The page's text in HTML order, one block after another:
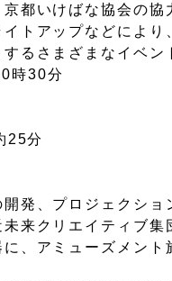
都いけばな協会の協
トアップなどにより
るさまざまなイベン
時30分
25分
発、プロジェクシ
来クリエイティブ集
、アミューズメント